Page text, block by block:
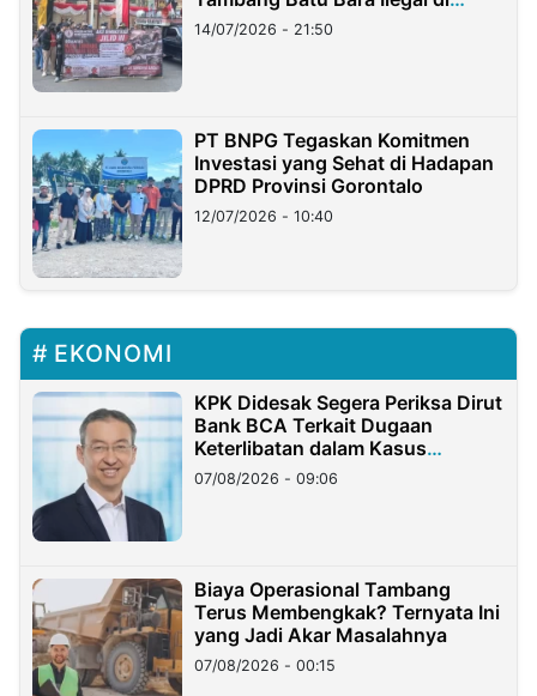
Lampung
14/07/2026 - 21:50
PT BNPG Tegaskan Komitmen
Investasi yang Sehat di Hadapan
DPRD Provinsi Gorontalo
12/07/2026 - 10:40
EKONOMI
KPK Didesak Segera Periksa Dirut
Bank BCA Terkait Dugaan
Keterlibatan dalam Kasus
Hilangnya Dana Nasabah Rp2,58
Miliar
07/08/2026 - 09:06
Biaya Operasional Tambang
Terus Membengkak? Ternyata Ini
yang Jadi Akar Masalahnya
07/08/2026 - 00:15